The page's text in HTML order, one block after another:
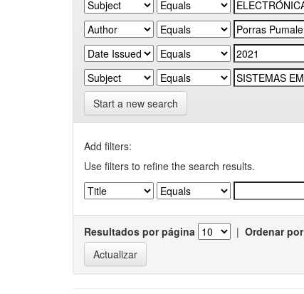
Start a new search
Add filters:
Use filters to refine the search results.
Resultados por página | Ordenar por